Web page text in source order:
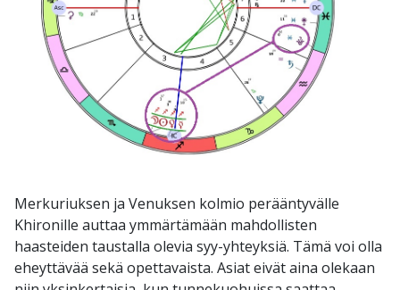
Merkuriuksen ja Venuksen kolmio perääntyvälle
Khironille auttaa ymmärtämään mahdollisten
haasteiden taustalla olevia syy-yhteyksiä. Tämä voi olla
eheyttävää sekä opettavaista. Asiat eivät aina olekaan